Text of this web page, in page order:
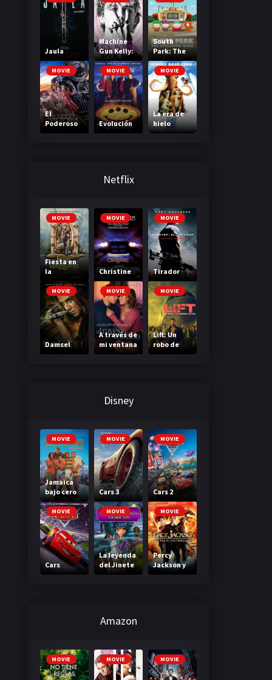
Jaula
Machine
Gun Kelly:
La vida de
una
estrella
South
Park: The
Streaming
Wars
MOVIE
El
Poderoso
Victoria
MOVIE
Evolución
MOVIE
La era de
hielo
Netflix
MOVIE
Fiesta en
la
Madriguer
a
MOVIE
Christine
MOVIE
Tirador
MOVIE
Damsel
MOVIE
A través de
mi ventana
3: A través
MOVIE
Lift: Un
robo de
primera
Disney
MOVIE
Jamaica
bajo cero
MOVIE
Cars 3
MOVIE
Cars 2
MOVIE
Cars
MOVIE
La leyenda
del Jinete
sin cabeza
MOVIE
Percy
Jackson y
el mar de
Amazon
MOVIE MOVIE MOVIE